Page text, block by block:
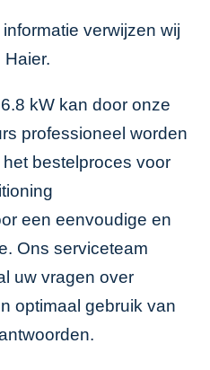
verwijzen wij
Haier.
kW kan door onze
professioneel worden
bestelproces voor
een eenvoudige en
Ons serviceteam
uw vragen over
optimaal gebruik van